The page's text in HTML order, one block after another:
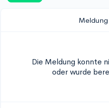
Die Meldung konnte
oder wurde